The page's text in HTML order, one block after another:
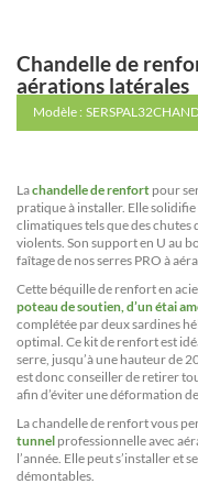
Chandelle de
aérations latérales
Lachandelle de renfort pour
pratique à installer. Elle
climatiques tels que des chutes
violents. Son support en U au
faîtage de nos serres PRO à
Cette béquille de renfort en
poteau de soutien, d’un étai
complétée par deux sardines
optimal. Ce kit de renfort est
serre, jusqu’à une hauteur de
est donc conseiller de retirer
afin d’éviter une déformation
La chandelle de renfort vous
tunnel professionnelle avec
l’année. Elle peut s’installer et
démontables.
Modèle :